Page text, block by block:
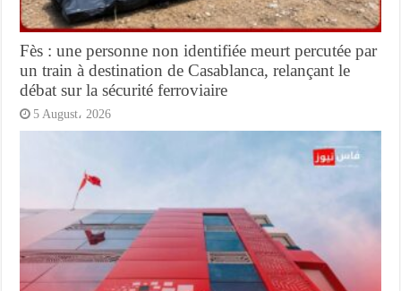
Fès : une personne non identifiée meurt percutée par
un train à destination de Casablanca, relançant le
débat sur la sécurité ferroviaire
5 August، 2026